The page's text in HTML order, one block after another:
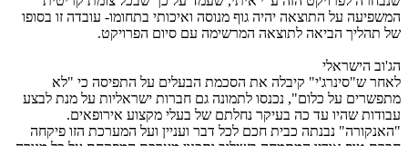
המשפיעה על התוצאה יהיה גוף מנוסה ואיכותי בתחומו- עובדה זו בסופו
של תהליך הביאה לתוצאה המרשימה עם סיום הפרויקט.
הג'וב הישראלי
לאחר ש"סינרג'י" קיבלה את הסכמת הבעלים על התפיסה כי "לא
מתפשרים על כלום", נכנסו לתמונה גם חברות ישראליות על מנת לבצע
עבודות שהיו עד כה בעיקר נחלתם של בעלי מקצוע אירופאים.
"האנקורה" נבנתה כבית חכם לכל דבר ועניין ועל המערכת הזו פיקחה